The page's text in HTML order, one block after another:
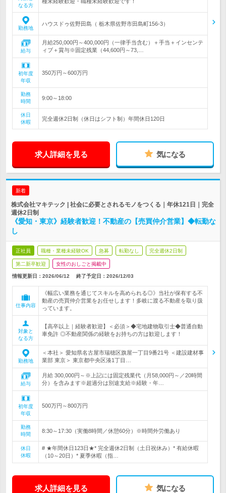
なる方
勤務地
ハウスドゥ佐野田島（ 栃木県佐野市田島町156-3）
給与
月給250,000円～400,000円（一律手当含む）＋手当＋インセンテ
ィブ＋賞与※固定残業（44,600円～73,…
初年度
年収
350万円～600万円
勤務
時間
9:00～18:00
休日
休暇
完全週休2日制（休日はシフト制）年間休日120日
求人詳細を見る 気になる
新着
株式会社マキテック | 社会に必要とされるモノをつくる｜年休121日｜完全
週休2日制
《愛知・東京》経験者歓迎！不動産の【売買仲介営業】◆転勤な
し
正社員 職種・業種未経験OK 急募 転勤なし 完全週休2日制
第二新卒歓迎 女性のおしごと掲載中
情報更新日：2026/06/12 終了予定日： 2026/12/03
仕事内容
《幅広い業務を通じてスキルを高められる◎》当社が保有する不
動産の売買仲介営業をお任せします！多岐に渡る不動産を取り扱
っています。
対象と
なる方
【高卒以上｜経験者歓迎】＜必須＞◆宅地建物取引士◆普通自動
車免許 ◎不動産関係の経験をお持ちの方は歓迎します！
勤務地
＜本社＞ 愛知県名古屋市瑞穂区旗屋一丁目9番21号 ＜建設建材事
業部 東京＞ 東京都中央区湊1丁目…
給与
月給 300,000円～※上記には固定残業代（月58,000円～／20時間
分）を含みます※超過分は別途支給※経験・年…
初年度
年収
500万円～800万円
勤務
時間
8:30～17:30（実働8時間／休憩60分）※時間外労働あり
休日
休暇
# ★年間休日123日★* 完全週休2日制（土日祝休み）* 有給休暇
（10～20日）* 夏季休暇（指…
求人詳細を見る 気になる